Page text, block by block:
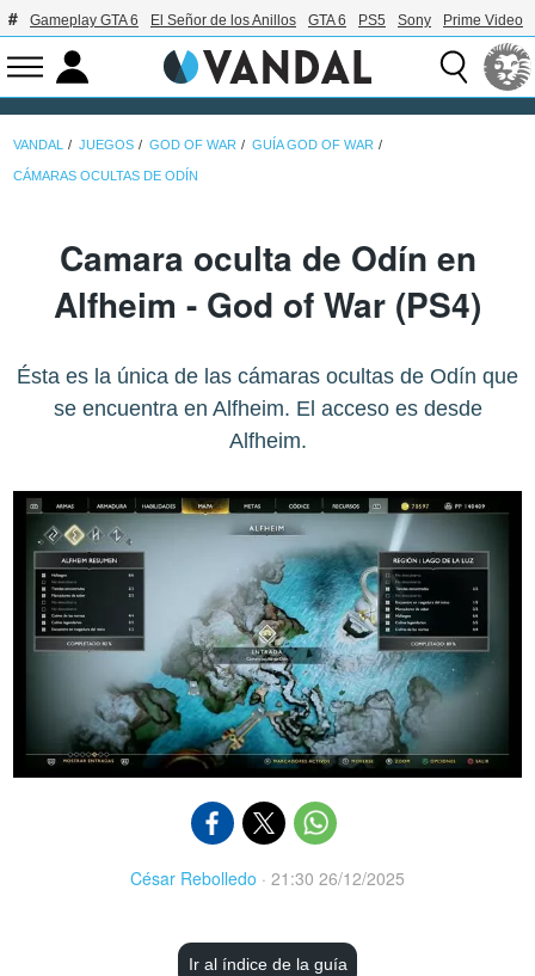
Gameplay GTA 6 El Señor de los Anillos GTA 6 PS5 Sony Prime Video
VANDAL JUEGOS GOD OF WAR GUÍA GOD OF WAR
CÁMARAS OCULTAS DE ODÍN
Camara oculta de Odín en
Alfheim - God of War (PS4)
Ésta es la única de las cámaras ocultas de Odín que
se encuentra en Alfheim. El acceso es desde
Alfheim.
César Rebolledo · 21:30 26/12/2025
Ir al índice de la guía